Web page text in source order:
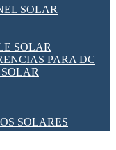
SOLAR
SOLAR
PARA DC
SOLARES